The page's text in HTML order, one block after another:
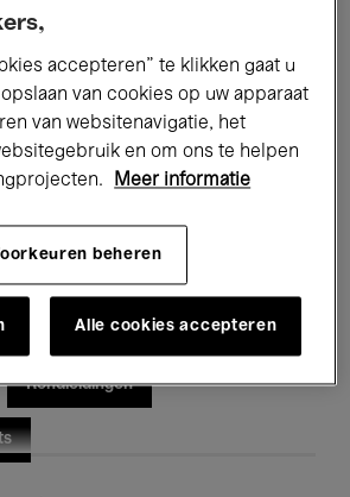
Films
Lezingen & Debatten
Muziek Global Music
Kids’ Palace
Rondleidingen
accepteren” te klikken gaat u
van cookies op uw apparaat
van websitenavigatie, het
en om ons te helpen
Meer informatie
beheren
Alle cookies accepteren